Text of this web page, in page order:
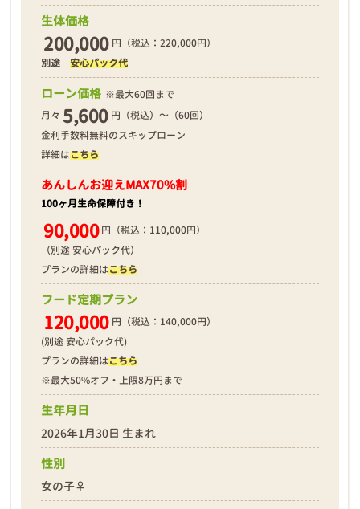
生体価格
200,000 円（税込：220,000円）
別途安心パック代
ローン価格 ※最大60回まで
月々 5,600 円（税込）～（60回）
金利手数料無料のスキップローン
詳細はこちら
あんしんお迎えMAX70%割
100ヶ月生命保障付き！
90,000 円（税込：110,000円）
（別途 安心パック代）
プランの詳細はこちら
フード定期プラン
120,000 円（税込：140,000円）
(別途 安心パック代)
プランの詳細はこちら
※最大50%オフ・上限8万円まで
生年月日
2026年1月30日 生まれ
性別
女の子♀